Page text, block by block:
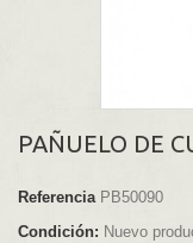
PAÑUELO DE
Referencia PB50090
Condición: Nuevo